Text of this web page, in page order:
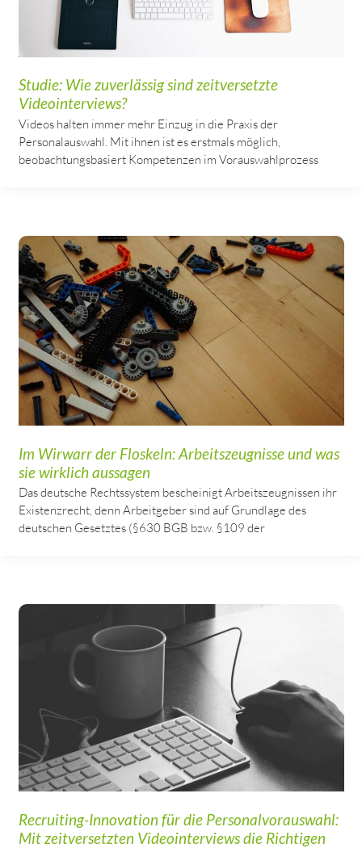
Studie: Wie zuverlässig sind zeitversetzte
Videointerviews?
Videos halten immer mehr Einzug in die Praxis der
Personalauswahl. Mit ihnen ist es erstmals möglich,
beobachtungsbasiert Kompetenzen im Vorauswahlprozess
Im Wirwarr der Floskeln: Arbeitszeugnisse und was
sie wirklich aussagen
Das deutsche Rechtssystem bescheinigt Arbeitszeugnissen ihr
Existenzrecht, denn Arbeitgeber sind auf Grundlage des
deutschen Gesetztes (§630 BGB bzw. §109 der
Recruiting-Innovation für die Personalvorauswahl:
Mit zeitversetzten Videointerviews die Richtigen